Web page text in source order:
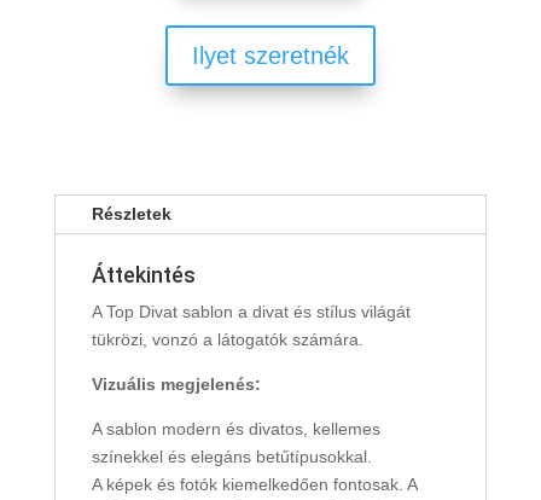
Ilyet szeretnék
Részletek
Áttekintés
A Top Divat sablon a divat és stílus világát
tükrözi, vonzó a látogatók számára.
Vizuális megjelenés:
A sablon modern és divatos, kellemes
színekkel és elegáns betűtípusokkal.
A képek és fotók kiemelkedően fontosak. A